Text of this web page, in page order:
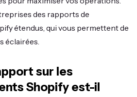
des rapports de
étendus, qui vous permettent de
éclairées.
sur les
Shopify est-il